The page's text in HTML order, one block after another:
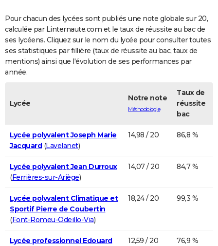
COPAINS D'AVANT
S'inscrire
Se connecter
Lycées
Collèges
Primaires
Universités
Entreprises
Service militaire
Avis de recherche
AVIS DE DÉCÈS
FORUM
Bricolage
Lifestyle
Culture
Sport
Auto
Television
Voyage
Cinema
Pour chacun des lycées sont publiés une note globale sur 20,
calculée par Linternaute.com et le taux de réussite au bac de
ses lycéens. Cliquez sur le nom du lycée pour consulter toutes
ses statistiques par fillière (taux de réussite au bac, taux de
mentions) ainsi que l'évolution de ses performances par
année.
Lycée
Notre note
Méthodologie
Taux de
réussite
bac
Lycée polyvalent Joseph Marie
Jacquard(Lavelanet)
14,98 / 20 86,8 %
Lycée polyvalent Jean Durroux
(Ferrières-sur-Ariège)
14,07 / 20 84,7 %
Lycée polyvalent Climatique et
Sportif Pierre de Coubertin
(Font-Romeu-Odeillo-Via)
18,24 / 20 99,3 %
Lycée professionnel Edouard
12,59 / 20 76,9 %